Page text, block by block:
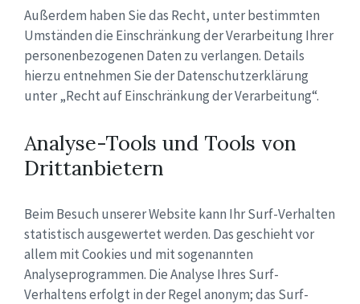
Außerdem haben Sie das Recht, unter bestimmten
Umständen die Einschränkung der Verarbeitung Ihrer
personenbezogenen Daten zu verlangen. Details
hierzu entnehmen Sie der Datenschutzerklärung
unter „Recht auf Einschränkung der Verarbeitung“.
Analyse-Tools und Tools von
Drittanbietern
Beim Besuch unserer Website kann Ihr Surf-Verhalten
statistisch ausgewertet werden. Das geschieht vor
allem mit Cookies und mit sogenannten
Analyseprogrammen. Die Analyse Ihres Surf-
Verhaltens erfolgt in der Regel anonym; das Surf-